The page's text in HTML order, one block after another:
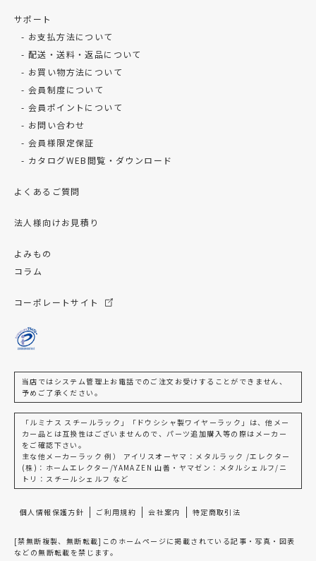
サポート
お支払方法について
配送・送料・返品について
お買い物方法について
会員制度について
会員ポイントについて
お問い合わせ
会員様限定保証
カタログWEB閲覧・ダウンロード
よくあるご質問
法人様向けお見積り
よみもの
コラム
コーポレートサイト
当店ではシステム管理上お電話でのご注文お受けすることができません、
予めご了承ください。
「ルミナス スチールラック」「ドウシシャ製ワイヤーラック」は、他メー
カー品とは互換性はございませんので、パーツ追加購入等の際はメーカー
をご確認下さい。
主な他メーカーラック 例） アイリスオーヤマ：メタルラック /エレクター
(株)：ホームエレクター/YAMAZEN 山善・ヤマゼン：メタルシェルフ/ニ
トリ：スチールシェルフ など
個人情報保護方針 ご利用規約 会社案内 特定商取引法
[禁無断複製、無断転載]このホームページに掲載されている記事・写真・図表
などの無断転載を禁じます。